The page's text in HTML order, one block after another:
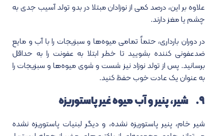
علاوه بر این، درصد کمی از نوزادان مبتلا در بدو تولد آسیب جدی به
چشم یا مغز دارند.
در دوران بارداری، حتماً تمامی میوه‌ها و سبزیجات را با آب و مایع
ضدعفونی کننده بشویید تا خطر ابتلا به عفونت را به حداقل
برسانید. پس از تولد نوزاد نیز شست و شوی میوه‌ها و سبزیجات را
به عنوان یک عادت خوب حفظ کنید.
۹. شیر، پنیر و آب میوه غیر پاستوریزه
شیر خام، پنیر پاستوریزه نشده، و دیگر لبنیات پاستوریزه نشده